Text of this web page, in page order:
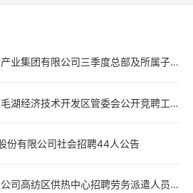
2026年湖南海利高新技术产业集团有限公司三季度总部及所属子公司招聘71人公告
2026新疆兵团第十三师淖毛湖经济技术开发区管委会公开竞聘工作人员公告（第十三轮2人）
份有限公司社会招聘44人公告
2026江苏恒泰新能源有限公司高纺区供热中心招聘劳务派遣人员10人公告